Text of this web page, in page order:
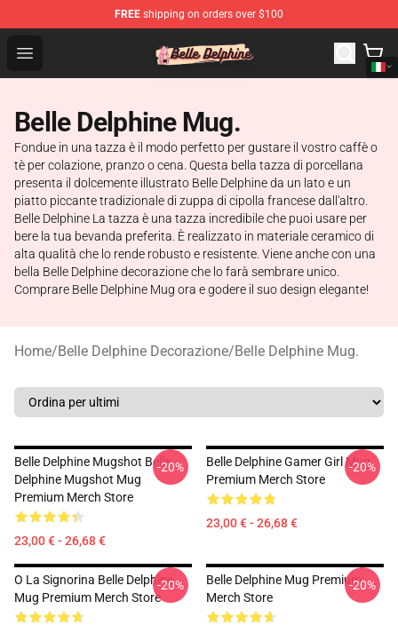
FREE shipping on orders over $100
Open menu
Belle Delphine Store - Official Belle Delphine
Belle Delphine Mug.
Fondue in una tazza è il modo perfetto per gustare il vostro caffè o
tè per colazione, pranzo o cena. Questa bella tazza di porcellana
presenta il dolcemente illustrato Belle Delphine da un lato e un
piatto piccante tradizionale di zuppa di cipolla francese dall'altro.
Belle Delphine La tazza è una tazza incredibile che puoi usare per
bere la tua bevanda preferita. È realizzato in materiale ceramico di
alta qualità che lo rende robusto e resistente. Viene anche con una
bella Belle Delphine decorazione che lo farà sembrare unico.
Comprare Belle Delphine Mug ora e godere il suo design elegante!
Home/Belle Delphine Decorazione/Belle Delphine Mug.
Belle Delphine Mugshot Belle
Delphine Mugshot Mug
Premium Merch Store
23,00 € - 26,68 €
-20%
Belle Delphine Gamer Girl Mug
Premium Merch Store
23,00 € - 26,68 €
-20%
O La Signorina Belle Delphine
Mug Premium Merch Store
-20%
Belle Delphine Mug Premium
Merch Store
-20%